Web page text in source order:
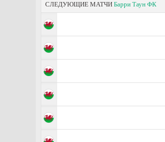
СЛЕДУЮЩИЕ МАТЧИ Барри Таун ФК